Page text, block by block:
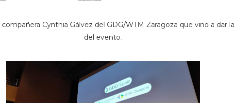
Cynthia Gálvez del GDG/WTM Zaragoza que vino a dar la
del evento.